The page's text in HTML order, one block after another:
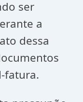
ser
a
dessa
fatura.